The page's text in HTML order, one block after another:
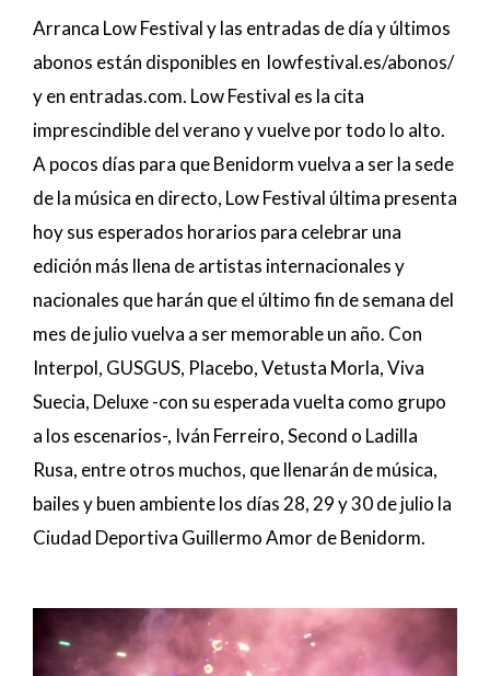
Arranca Low Festival y las entradas de día y últimos
abonos están disponibles en lowfestival.es/abonos/
y en entradas.com. Low Festival es la cita
imprescindible del verano y vuelve por todo lo alto.
A pocos días para que Benidorm vuelva a ser la sede
de la música en directo, Low Festival última presenta
hoy sus esperados horarios para celebrar una
edición más llena de artistas internacionales y
nacionales que harán que el último fin de semana del
mes de julio vuelva a ser memorable un año. Con
Interpol, GUSGUS, Placebo, Vetusta Morla, Viva
Suecia, Deluxe -con su esperada vuelta como grupo
a los escenarios-, Iván Ferreiro, Second o Ladilla
Rusa, entre otros muchos, que llenarán de música,
bailes y buen ambiente los días 28, 29 y 30 de julio la
Ciudad Deportiva Guillermo Amor de Benidorm.